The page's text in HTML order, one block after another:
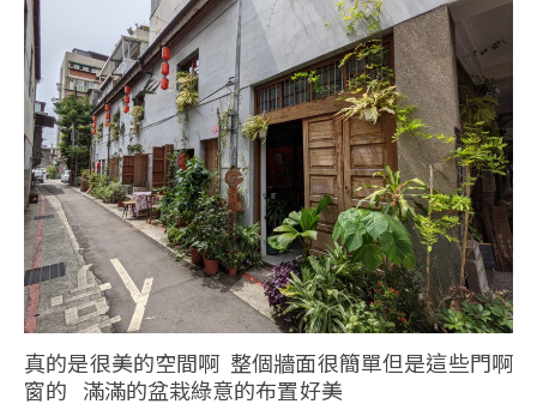
真的是很美的空間啊 整個牆面很簡單但是這些門啊
窗的 滿滿的盆栽綠意的布置好美